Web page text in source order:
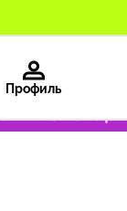
Профиль
товары